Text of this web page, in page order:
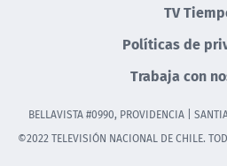
TV
Políticas de
Trabaja con
BELLAVISTA #0990, PROVIDENCIA |
©2022 TELEVISIÓN NACIONAL DE CHILE.